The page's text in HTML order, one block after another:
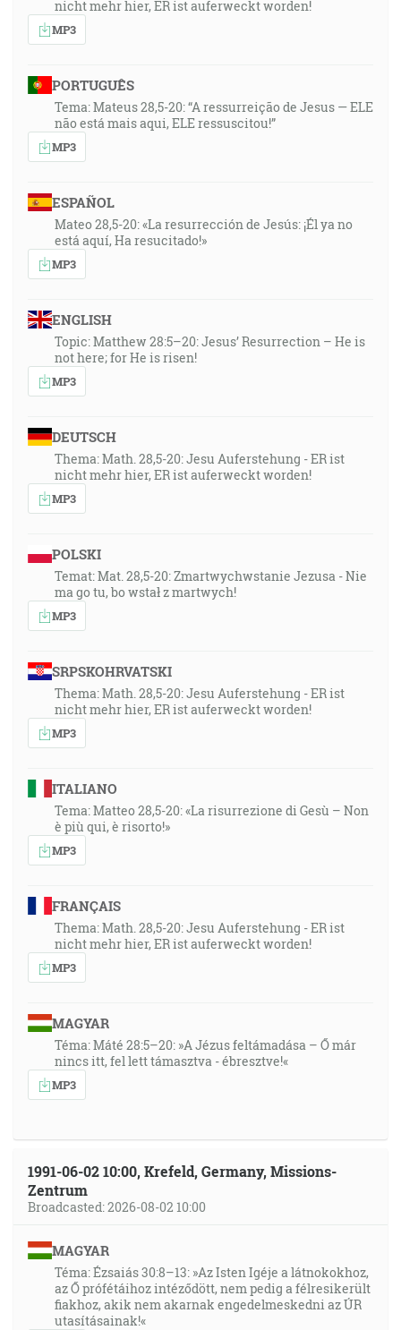
nicht mehr hier, ER ist auferweckt worden!
MP3
PORTUGUÊS
Tema: Mateus 28,5-20: “A ressurreição de Jesus — ELE
não está mais aqui, ELE ressuscitou!”
MP3
ESPAÑOL
Mateo 28,5-20: «La resurrección de Jesús: ¡Él ya no
está aquí, Ha resucitado!»
MP3
ENGLISH
Topic: Matthew 28:5–20: Jesus’ Resurrection – He is
not here; for He is risen!
MP3
DEUTSCH
Thema: Math. 28,5-20: Jesu Auferstehung - ER ist
nicht mehr hier, ER ist auferweckt worden!
MP3
POLSKI
Temat: Mat. 28,5-20: Zmartwychwstanie Jezusa - Nie
ma go tu, bo wstał z martwych!
MP3
SRPSKOHRVATSKI
Thema: Math. 28,5-20: Jesu Auferstehung - ER ist
nicht mehr hier, ER ist auferweckt worden!
MP3
ITALIANO
Tema: Matteo 28,5-20: «La risurrezione di Gesù – Non
è più qui, è risorto!»
MP3
FRANÇAIS
Thema: Math. 28,5-20: Jesu Auferstehung - ER ist
nicht mehr hier, ER ist auferweckt worden!
MP3
MAGYAR
Téma: Máté 28:5–20: »A Jézus feltámadása – Ő már
nincs itt, fel lett támasztva - ébresztve!«
MP3
1991-06-02 10:00, Krefeld, Germany, Missions-
Zentrum
Broadcasted: 2026-08-02 10:00
MAGYAR
Téma: Ézsaiás 30:8–13: »Az Isten Igéje a látnokokhoz,
az Ő prófétáihoz intéződött, nem pedig a félresikerült
fiakhoz, akik nem akarnak engedelmeskedni az ÚR
utasításainak!«